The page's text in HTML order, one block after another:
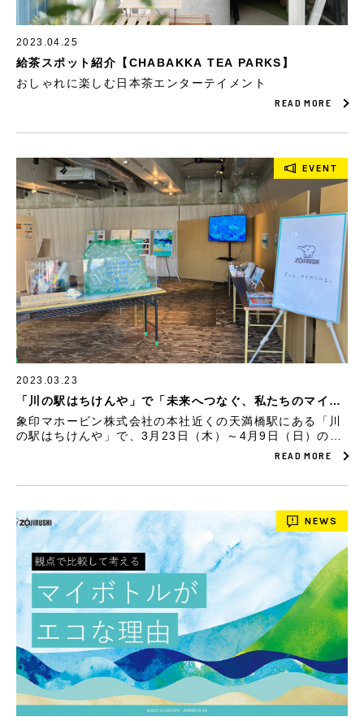
2023.04.25
給茶スポット紹介【CHABAKKA TEA PARKS】
おしゃれに楽しむ日本茶エンターテイメント
READ MORE
EVENT
2023.03.23
「川の駅はちけんや」で「未来へつなぐ、私たちのマイボ
トル」展を実施
象印マホービン株式会社の本社近くの天満橋駅にある「川
の駅はちけんや」で、3月23日（木）～4月9日（日）の期
間中、「未来へつなぐ、私たちのマイボトル」展を実施し
READ MORE
NEWS